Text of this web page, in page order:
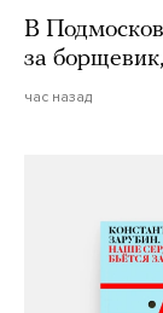
В
за
час назад